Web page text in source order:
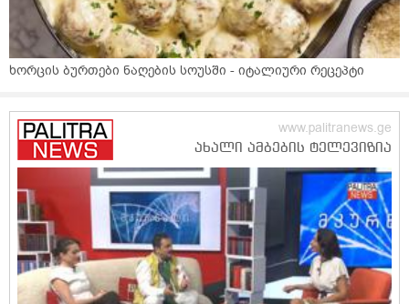
ხორცის ბურთები ნაღების სოუსში - იტალიური რეცეპტი